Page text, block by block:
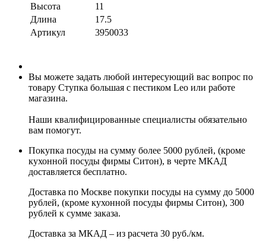
Высота
11
Длина
17.5
Артикул
3950033
Вы можете задать любой интересующий вас вопрос по
товару Ступка большая с пестиком Leo или работе
магазина.
Наши квалифицированные специалисты обязательно
вам помогут.
Покупка посуды на сумму более 5000 рублей, (кроме
кухонной посуды фирмы Ситон), в черте МКАД
доставляется бесплатно.
Доставка по Москве покупки посуды на сумму до 5000
рублей, (кроме кухонной посуды фирмы Ситон), 300
рублей к сумме заказа.
Доставка за МКАД – из расчета 30 руб./км.